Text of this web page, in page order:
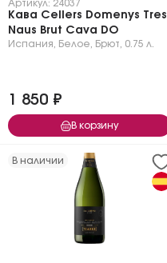
Артикул: 24037
Кава Cellers Domenys Tres
Naus Brut Cava DO
Испания Белое Брют 0.75 л.
1 850 ₽
В корзину
В наличии